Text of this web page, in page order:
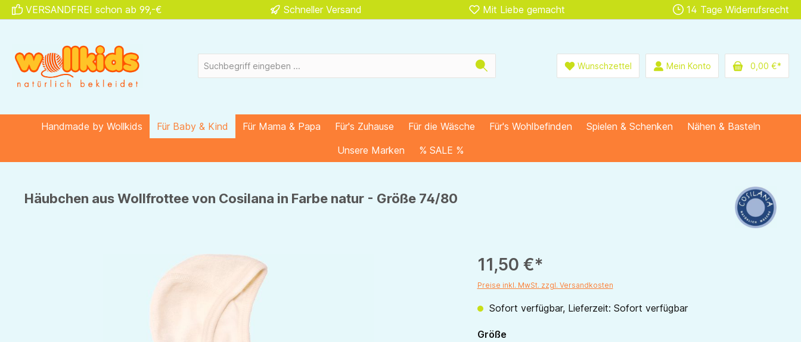
Zur Hauptnavigation springen
VERSANDFREI schon ab 99,-€ Schneller Versand Mit Liebe gemacht 14 Tage Widerrufsrecht
Wunschzettel Mein Konto 0,00 €*
Handmade by Wollkids Für Baby & Kind Für Mama & Papa Für's Zuhause Für die Wäsche Für's Wohlbefinden Spielen & Schenken
Nähen & Basteln
Unsere Marken
% SALE %
Häubchen aus Wollfrottee von Cosilana in Farbe natur - Größe 74/80
11,50 €*
Preise inkl. MwSt. zzgl. Versandkosten
Sofort verfügbar, Lieferzeit: Sofort verfügbar
Größeauswählen